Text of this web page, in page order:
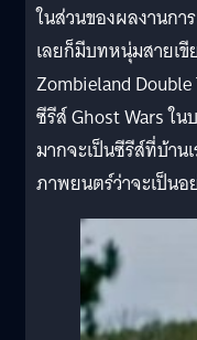
ในส่วนของผลงานกา
เลยก็มีบทหนุ่มสายเขี
Zombieland Double
ซีรีส์ Ghost Wars ใ
มากจะเป็นซีรีส์ที่บ้า
ภาพยนตร์ว่าจะเป็นอ